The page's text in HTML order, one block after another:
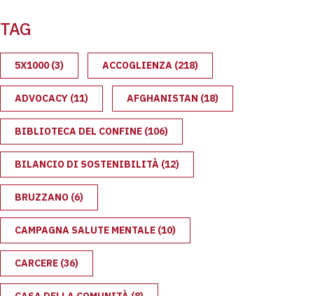
TAG
5X1000(3) ACCOGLIENZA (218)
ADVOCACY (11) AFGHANISTAN (18)
BIBLIOTECA DEL CONFINE (106)
BILANCIO DI SOSTENIBILITÀ (12)
BRUZZANO (6)
CAMPAGNA SALUTE MENTALE (10)
CARCERE (36)